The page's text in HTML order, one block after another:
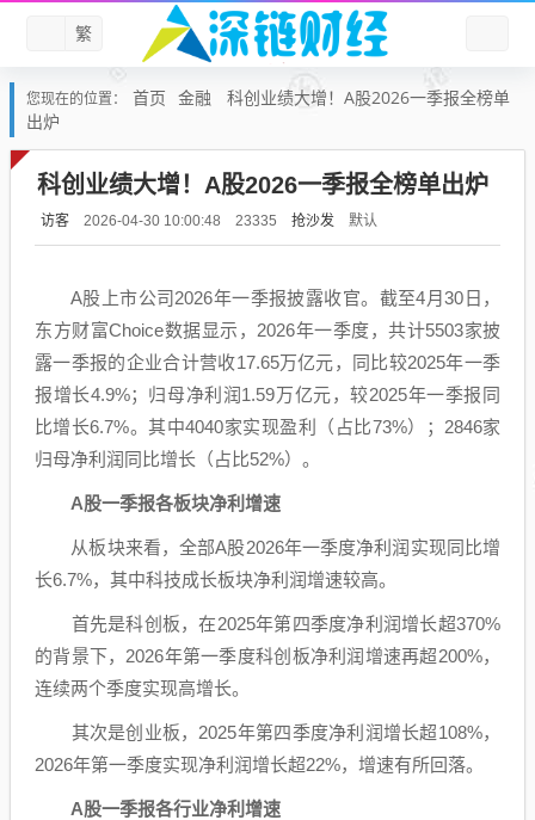
繁
您现在的位置： 首页 金融
科创业绩大增！A股2026一季报全榜单
出炉
科创业绩大增！A股2026一季报全榜单出炉
访客 2026-04-30 10:00:48 23335 抢沙发 默认
A股上市公司2026年一季报披露收官。截至4月30日，
东方财富Choice数据显示，2026年一季度，共计5503家披
露一季报的企业合计营收17.65万亿元，同比较2025年一季
报增长4.9%；归母净利润1.59万亿元，较2025年一季报同
比增长6.7%。其中4040家实现盈利（占比73%）；2846家
归母净利润同比增长（占比52%）。
A股一季报各板块净利增速
从板块来看，全部A股2026年一季度净利润实现同比增
长6.7%，其中科技成长板块净利润增速较高。
首先是科创板，在2025年第四季度净利润增长超370%
的背景下，2026年第一季度科创板净利润增速再超200%，
连续两个季度实现高增长。
其次是创业板，2025年第四季度净利润增长超108%，
2026年第一季度实现净利润增长超22%，增速有所回落。
A股一季报各行业净利增速